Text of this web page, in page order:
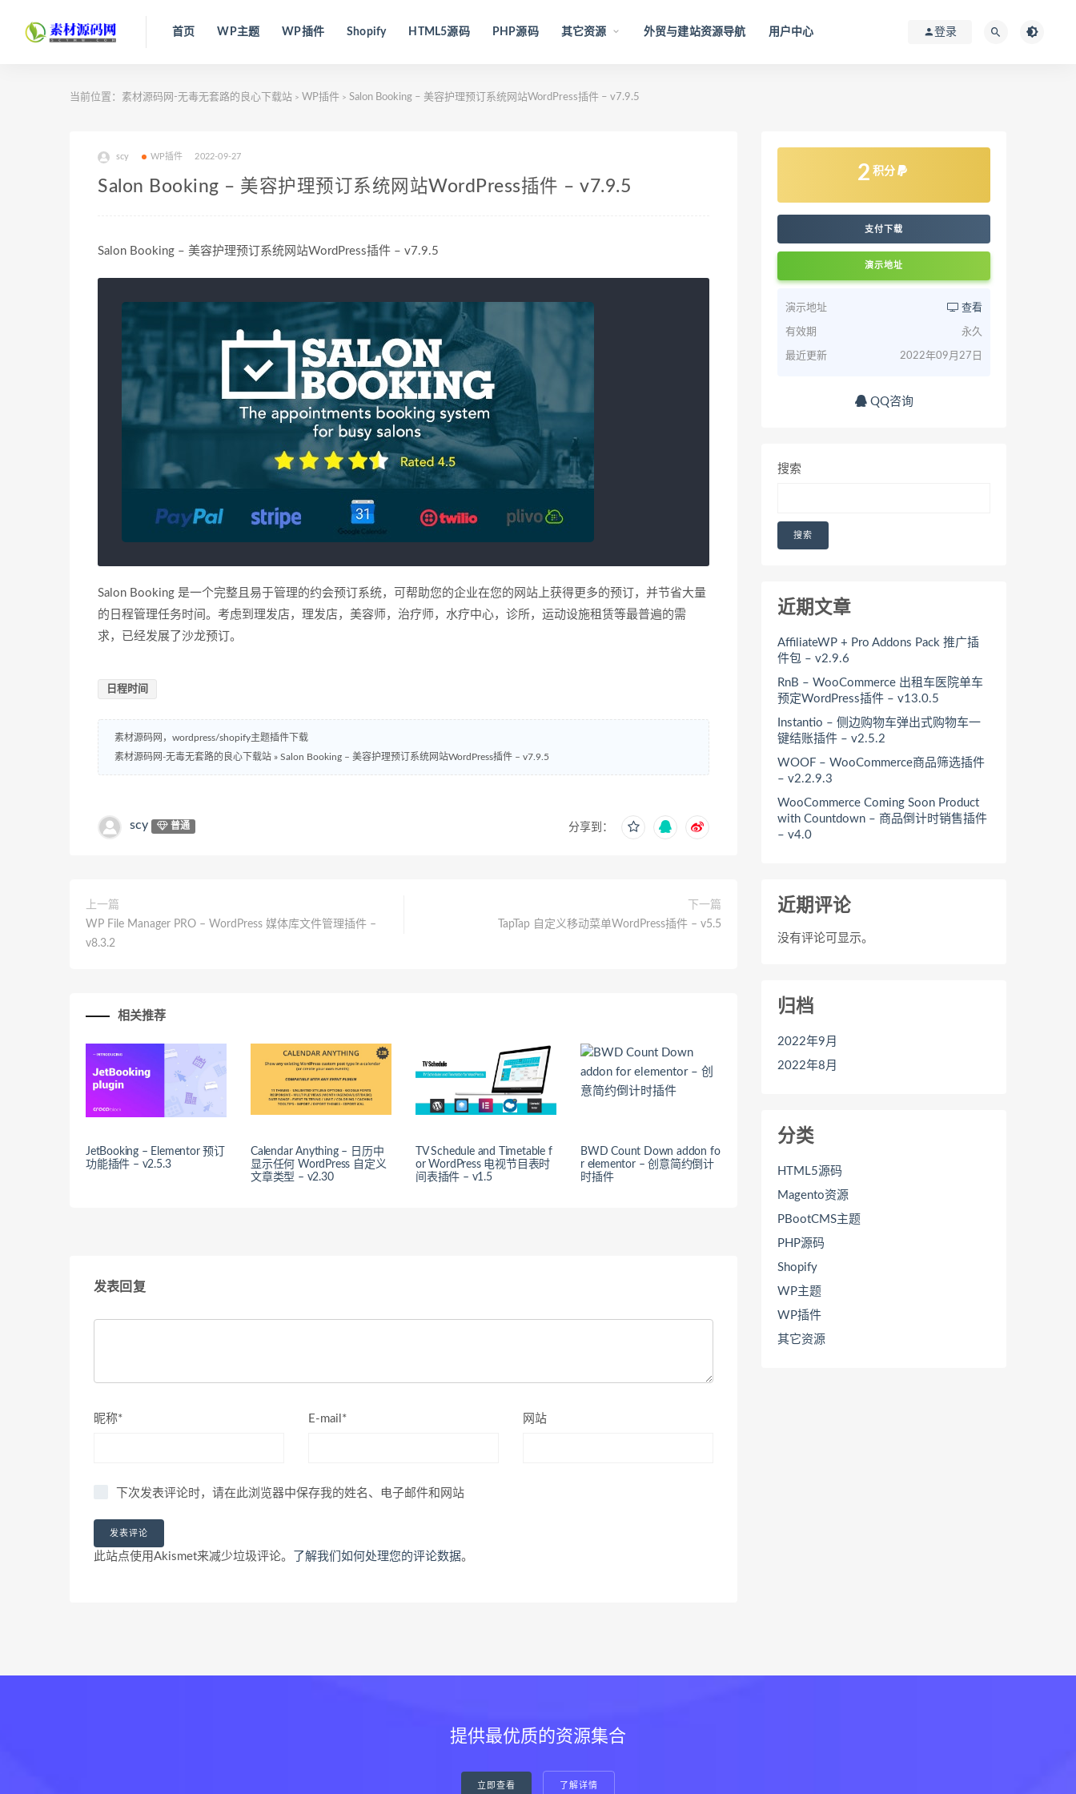
首页 WP主题 WP插件 Shopify HTML5源码 PHP源码 其它资源 外贸与建站资源导航 用户中心 登录
当前位置： 素材源码网-无毒无套路的良心下载站 > WP插件 > Salon Booking – 美容护理预订系统网站WordPress插件 – v7.9.5
scy WP插件 2022-09-27
Salon Booking – 美容护理预订系统网站WordPress插件 – v7.9.5
Salon Booking – 美容护理预订系统网站WordPress插件 – v7.9.5
Salon Booking 是一个完整且易于管理的约会预订系统，可帮助您的企业在您的网站上获得更多的预订，并节省大量
的日程管理任务时间。考虑到理发店，理发店，美容师，治疗师，水疗中心，诊所，运动设施租赁等最普遍的需
求，已经发展了沙龙预订。
日程时间
素材源码网，wordpress/shopify主题插件下载
素材源码网-无毒无套路的良心下载站 » Salon Booking – 美容护理预订系统网站WordPress插件 – v7.9.5
scy 普通 分享到：
上一篇
WP File Manager PRO – WordPress 媒体库文件管理插件 –
v8.3.2
下一篇
TapTap 自定义移动菜单WordPress插件 – v5.5
相关推荐
JetBooking – Elementor 预订
功能插件 – v2.5.3
Calendar Anything – 日历中
显示任何 WordPress 自定义
文章类型 – v2.30
TV Schedule and Timetable f
or WordPress 电视节目表时
间表插件 – v1.5
BWD Count Down addon fo
r elementor – 创意简约倒计
时插件
发表回复
昵称* E-mail* 网站
下次发表评论时，请在此浏览器中保存我的姓名、电子邮件和网站
此站点使用Akismet来减少垃圾评论。 了解我们如何处理您的评论数据。
2 积分
支付下载
演示地址
演示地址 查看
有效期 永久
最近更新 2022年09月27日
QQ咨询
搜索
搜索
近期文章
AffiliateWP + Pro Addons Pack 推广插
件包 – v2.9.6
RnB – WooCommerce 出租车医院单车
预定WordPress插件 – v13.0.5
Instantio – 侧边购物车弹出式购物车一
键结账插件 – v2.5.2
WOOF – WooCommerce商品筛选插件
– v2.2.9.3
WooCommerce Coming Soon Product
with Countdown – 商品倒计时销售插件
– v4.0
近期评论
没有评论可显示。
归档
2022年9月
2022年8月
分类
HTML5源码
Magento资源
PBootCMS主题
PHP源码
Shopify
WP主题
WP插件
其它资源
提供最优质的资源集合
立即查看 了解详情